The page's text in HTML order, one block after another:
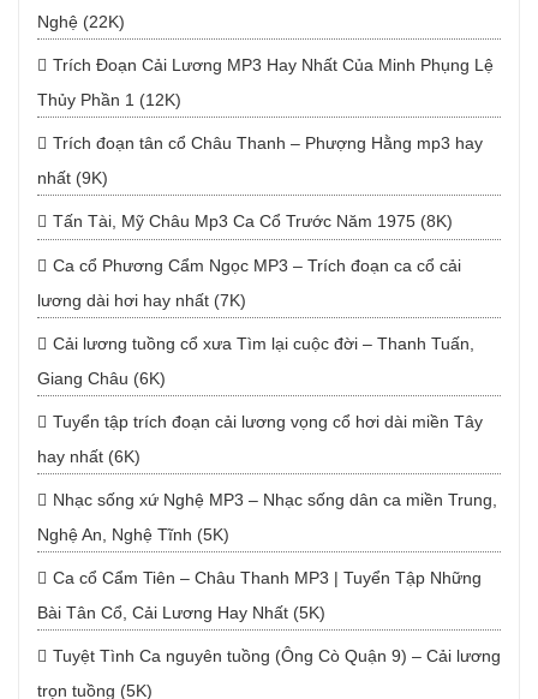
Nghệ (22K)
Trích Đoạn Cải Lương MP3 Hay Nhất Của Minh Phụng Lệ
Thủy Phần 1 (12K)
Trích đoạn tân cổ Châu Thanh – Phượng Hằng mp3 hay
nhất (9K)
Tấn Tài, Mỹ Châu Mp3 Ca Cổ Trước Năm 1975 (8K)
Ca cổ Phương Cẩm Ngọc MP3 – Trích đoạn ca cổ cải
lương dài hơi hay nhất (7K)
Cải lương tuồng cổ xưa Tìm lại cuộc đời – Thanh Tuấn,
Giang Châu (6K)
Tuyển tập trích đoạn cải lương vọng cổ hơi dài miền Tây
hay nhất (6K)
Nhạc sống xứ Nghệ MP3 – Nhạc sống dân ca miền Trung,
Nghệ An, Nghệ Tĩnh (5K)
Ca cổ Cẩm Tiên – Châu Thanh MP3 | Tuyển Tập Những
Bài Tân Cổ, Cải Lương Hay Nhất (5K)
Tuyệt Tình Ca nguyên tuồng (Ông Cò Quận 9) – Cải lương
trọn tuồng (5K)